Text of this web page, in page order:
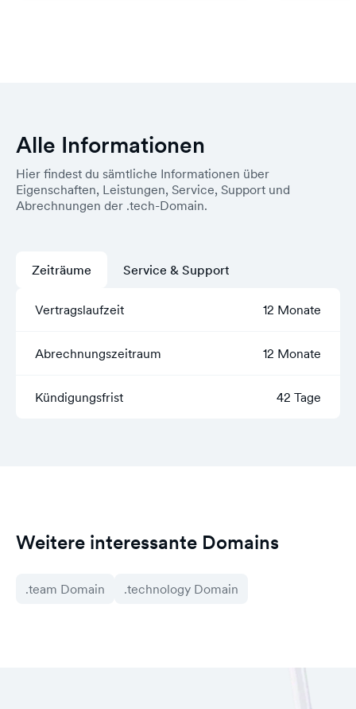
Alle Informationen
Hier findest du sämtliche Informationen über
Eigenschaften, Leistungen, Service, Support und
Abrechnungen der .tech-Domain.
Zeiträume
Vertragslaufzeit 12 Monate
Abrechnungszeitraum 12 Monate
Kündigungsfrist 42 Tage
Service & Support
Weitere interessante Domains
.team Domain .technology Domain